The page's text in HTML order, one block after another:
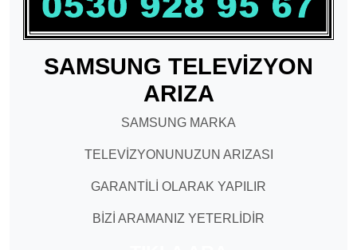
SAMSUNG TELEVİZYON
ARIZA
SAMSUNG MARKA
TELEVİZYONUNUZUN ARIZASI
GARANTİLİ OLARAK YAPILIR
BİZİ ARAMANIZ YETERLİDİR